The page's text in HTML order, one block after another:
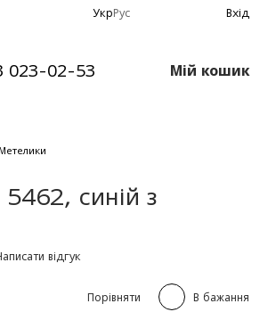
УкрРус Вхід
023-02-53 Мій кошик
Метелики
синій з
відгук
Порівняти В бажання